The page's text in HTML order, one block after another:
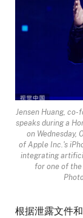
Jensen Huang,
speaks during a
on Wednesday,
of Apple Inc.'s
integrating
for one of
根据泄露文件